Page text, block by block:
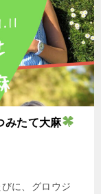
みたて大麻
に、グロウジ